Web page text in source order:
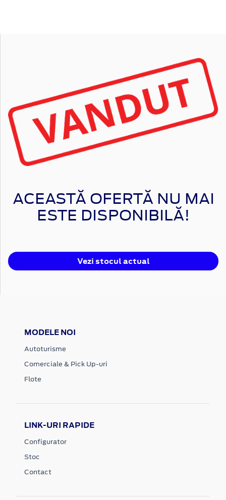
ACEASTĂ OFERTĂ NU MAI
ESTE DISPONIBILĂ!
Vezi stocul actual
MODELE NOI
Autoturisme
Comerciale & Pick Up-uri
Flote
LINK-URI RAPIDE
Configurator
Stoc
Contact